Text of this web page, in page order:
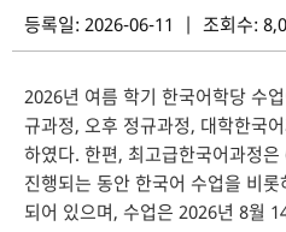
등록일: 2026-06-11 | 조회수:
2026년 여름 학기 한국어학당 수
규과정, 오후 정규과정, 대학한국
하였다. 한편, 최고급한국어과정
진행되는 동안 한국어 수업을 비
되어 있으며, 수업은 2026년 8월